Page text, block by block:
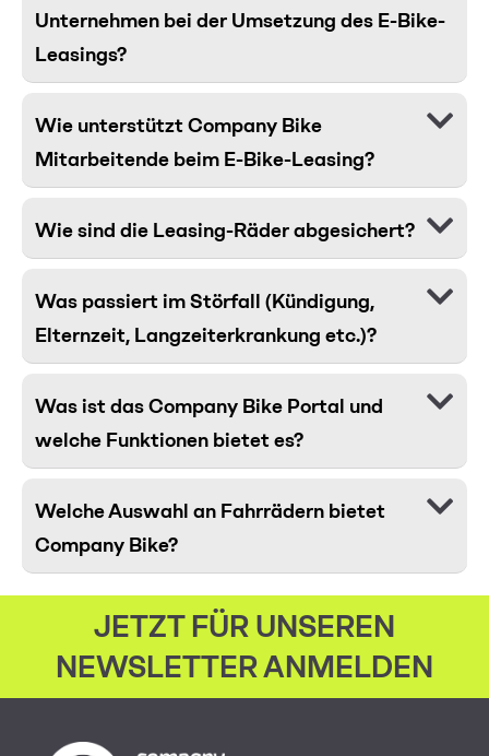
Unternehmen bei der Umsetzung des E-Bike-
Leasings?
Wie unterstützt Company Bike
Mitarbeitende beim E-Bike-Leasing?
Wie sind die Leasing-Räder abgesichert?
Was passiert im Störfall (Kündigung,
Elternzeit, Langzeiterkrankung etc.)?
Was ist das Company Bike Portal und
welche Funktionen bietet es?
Welche Auswahl an Fahrrädern bietet
Company Bike?
JETZT FÜR UNSEREN
NEWSLETTER ANMELDEN